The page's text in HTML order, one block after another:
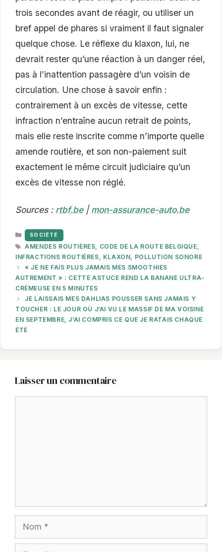
trois secondes avant de réagir, ou utiliser un
bref appel de phares si vraiment il faut signaler
quelque chose. Le réflexe du klaxon, lui, ne
devrait rester qu’une réaction à un danger réel,
pas à l’inattention passagère d’un voisin de
circulation. Une chose à savoir enfin :
contrairement à un excès de vitesse, cette
infraction n’entraîne aucun retrait de points,
mais elle reste inscrite comme n’importe quelle
amende routière, et son non-paiement suit
exactement le même circuit judiciaire qu’un
excès de vitesse non réglé.
Sources : rtbf.be| mon-assurance-auto.be
CATÉGORIES
SOCIÉTÉ
ÉTIQUETTES
AMENDES ROUTIÈRES, CODE DE LA ROUTE BELGIQUE,
INFRACTIONS ROUTIÈRES, KLAXON, POLLUTION SONORE
« JE NE FAIS PLUS JAMAIS MES SMOOTHIES
AUTREMENT » : CETTE ASTUCE REND LA BANANE ULTRA-
CRÉMEUSE EN 5 MINUTES
JE LAISSAIS MES DAHLIAS POUSSER SANS JAMAIS Y
TOUCHER : LE JOUR OÙ J’AI VU LE MASSIF DE MA VOISINE
EN SEPTEMBRE, J’AI COMPRIS CE QUE JE RATAIS CHAQUE
ÉTÉ
Laisser un commentaire
Nom